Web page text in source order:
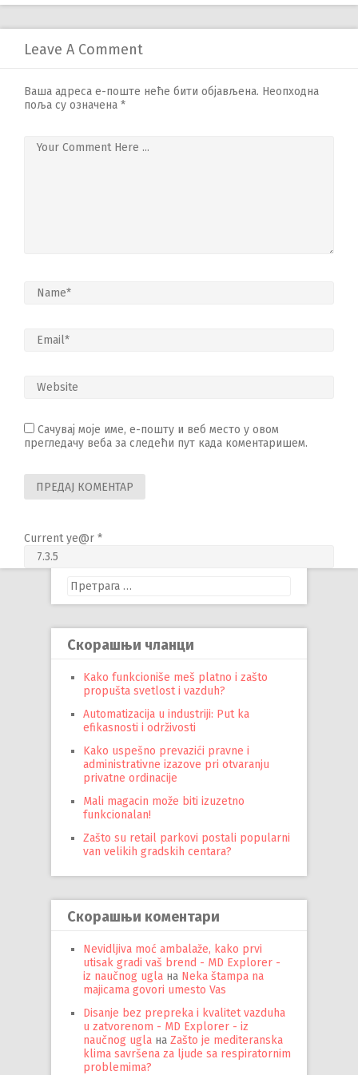
Leave A Comment
Ваша адреса е-поште неће бити објављена. Неопходна
поља су означена *
Сачувај моје име, е-пошту и веб место у овом
прегледачу веба за следећи пут када коментаришем.
Current ye@r *
Претрага
за:
Скорашњи чланци
Kako funkcioniše meš platno i zašto
propušta svetlost i vazduh?
Automatizacija u industriji: Put ka
efikasnosti i održivosti
Kako uspešno prevazići pravne i
administrativne izazove pri otvaranju
privatne ordinacije
Mali magacin može biti izuzetno
funkcionalan!
Zašto su retail parkovi postali popularni
van velikih gradskih centara?
Скорашњи коментари
Nevidljiva moć ambalaže, kako prvi
utisak gradi vaš brend - MD Explorer -
iz naučnog ugla на Neka štampa na
majicama govori umesto Vas
Disanje bez prepreka i kvalitet vazduha
u zatvorenom - MD Explorer - iz
naučnog ugla на Zašto je mediteranska
klima savršena za ljude sa respiratornim
problemima?